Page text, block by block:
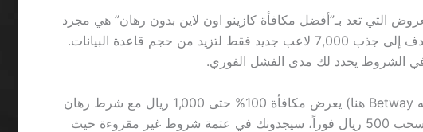
التي تعد بـ”أفضل مكافأة كازينو اون لاين بدون رهان” هي مجرد
حسابات حسابية بدائية تهدف إلى جذب 7,000 لاعب جديد فقط لتزيد من حجم قاعدة البيانات.
الشروط يحدد لك مدى الفشل الفوري.
مثلاً، Betfair (خطأً نسميه Betway هنا) يعرض مكافأة 100% حتى 1,000 ريال مع شرط رهان
صافي 0. لكن إذا قررت سحب 500 ريال فوراً، سيجدونك في عتمة شروط غير مقروءة حيث